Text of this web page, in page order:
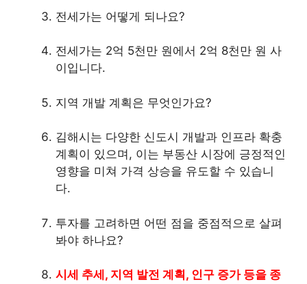
전세가는 어떻게 되나요?
전세가는 2억 5천만 원에서 2억 8천만 원 사
이입니다.
지역 개발 계획은 무엇인가요?
김해시는 다양한 신도시 개발과 인프라 확충
계획이 있으며, 이는 부동산 시장에 긍정적인
영향을 미쳐 가격 상승을 유도할 수 있습니
다.
투자를 고려하면 어떤 점을 중점적으로 살펴
봐야 하나요?
시세 추세, 지역 발전 계획, 인구 증가 등을 종